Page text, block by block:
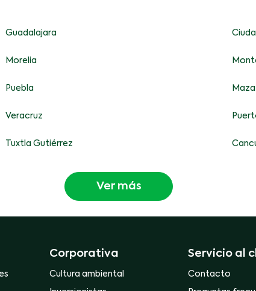
Guadalajara
Morelia
Puebla
Veracruz
Tuxtla Gutiérrez
Ver más
Corporativa
Cultura ambiental
Servicio al
Contacto